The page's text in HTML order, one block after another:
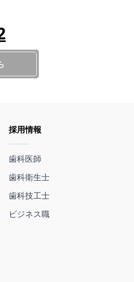
採用情報
歯科医師
歯科衛生士
歯科技工士
ビジネス職